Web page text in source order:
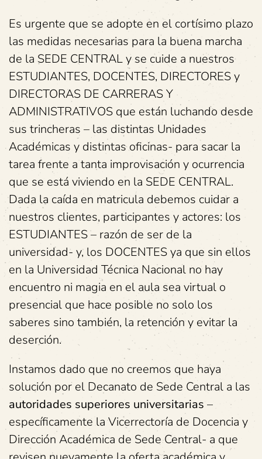
Es urgente que se adopte en el cortísimo plazo
las medidas necesarias para la buena marcha
de la SEDE CENTRAL y se cuide a nuestros
ESTUDIANTES, DOCENTES, DIRECTORES y
DIRECTORAS DE CARRERAS Y
ADMINISTRATIVOS que están luchando desde
sus trincheras – las distintas Unidades
Académicas y distintas oficinas- para sacar la
tarea frente a tanta improvisación y ocurrencia
que se está viviendo en la SEDE CENTRAL.
Dada la caída en matricula debemos cuidar a
nuestros clientes, participantes y actores: los
ESTUDIANTES – razón de ser de la
universidad- y, los DOCENTES ya que sin ellos
en la Universidad Técnica Nacional no hay
encuentro ni magia en el aula sea virtual o
presencial que hace posible no solo los
saberes sino también, la retención y evitar la
deserción.
Instamos dado que no creemos que haya
solución por el Decanato de Sede Central a las
autoridades superiores universitarias –
específicamente la Vicerrectoría de Docencia y
Dirección Académica de Sede Central- a que